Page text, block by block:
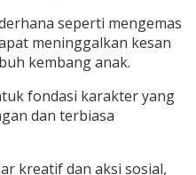
seperti mengemas
meninggalkan kesan
kembang anak.
fondasi karakter yang
dan terbiasa
kreatif dan aksi sosial,